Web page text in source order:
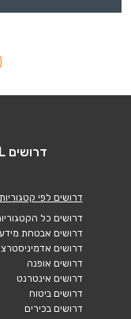
דרושים IL אתר הדרושים של ישראל
דרושים לפי קטגוריות
דרושים כל
דרושים אבטחת מידע
דרושים
דרושים אופנה
דרושים אינטרנט
דרושים ביטוח
דרושים בכירים